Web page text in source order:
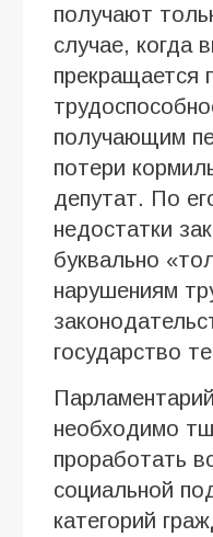
получают
случае, когда
прекращается
получающим
потери
депутат. По
недостатки
буквально
нарушениям
государство
необходимо
проработать
социальной
категорий